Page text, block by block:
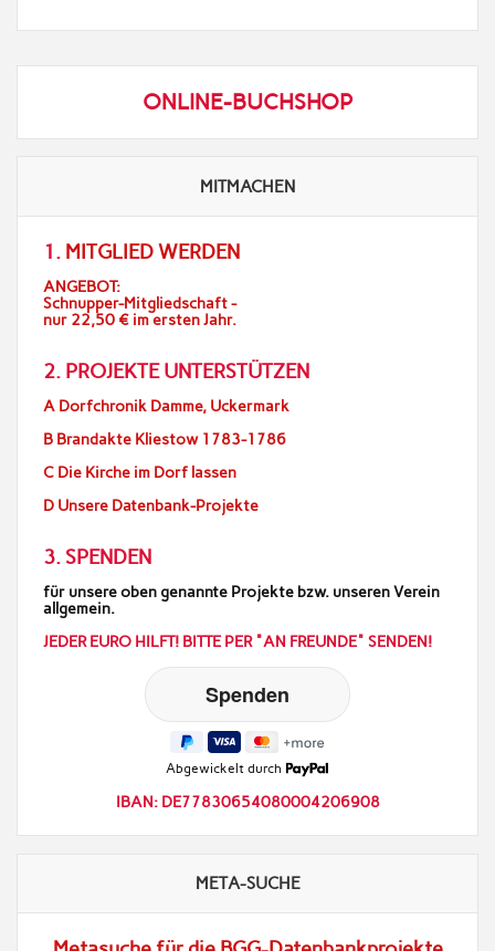
ONLINE-BUCHSHOP
MITMACHEN
1. MITGLIED WERDEN
ANGEBOT:
Schnupper-Mitgliedschaft -
nur 22,50 € im ersten Jahr.
2. PROJEKTE UNTERSTÜTZEN
A Dorfchronik Damme, Uckermark
B Brandakte Kliestow 1783-1786
C Die Kirche im Dorf lassen
D Unsere Datenbank-Projekte
3. SPENDEN
für unsere oben genannte Projekte bzw. unseren Verein
allgemein.
JEDER EURO HILFT! BITTE PER "AN FREUNDE" SENDEN!
Abgewickelt durch
IBAN: DE77830654080004206908
META-SUCHE